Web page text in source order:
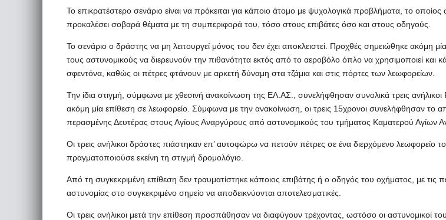
Το επικρατέστερο σενάριο είναι να πρόκειται για κάποιο άτομο με ψυχολογικά προβλήματα, το οποίος
προκαλέσει σοβαρά θέματα με τη συμπεριφορά του, τόσο στους επιβάτες όσο και στους οδηγούς.
Το σενάριο ο δράστης να μη λειτουργεί μόνος του δεν έχει αποκλειστεί. Προχθές σημειώθηκε ακόμη
τους αστυνομικούς να διερευνούν την πιθανότητα εκτός από το αεροβόλο όπλο να χρησιμοποιεί και
σφεντόνα, καθώς οι πέτρες φτάνουν με αρκετή δύναμη στα τζάμια και στις πόρτες των λεωφορείων.
Την ίδια στιγμή, σύμφωνα με χθεσινή ανακοίνωση της ΕΛ.ΑΣ., συνελήφθησαν συνολικά τρεις ανήλικοι
ακόμη μία επίθεση σε λεωφορείο. Σύμφωνα με την ανακοίνωση, οι τρεις 15χρονοι συνελήφθησαν το
περασμένης Δευτέρας στους Αγίους Αναργύρους από αστυνομικούς του τμήματος Καματερού Αγίων
Οι τρεις ανήλικοι δράστες πιάστηκαν επ’ αυτοφώρω να πετούν πέτρες σε ένα διερχόμενο λεωφορείο
πραγματοποιούσε εκείνη τη στιγμή δρομολόγιο.
Από τη συγκεκριμένη επίθεση δεν τραυματίστηκε κάποιος επιβάτης ή ο οδηγός του οχήματος, με τις
αστυνομίας στο συγκεκριμένο σημείο να αποδεικνύονται αποτελεσματικές.
Οι τρεις ανήλικοι μετά την επίθεση προσπάθησαν να διαφύγουν τρέχοντας, ωστόσο οι αστυνομικοί